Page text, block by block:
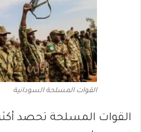
القوات المسلحة السودانية